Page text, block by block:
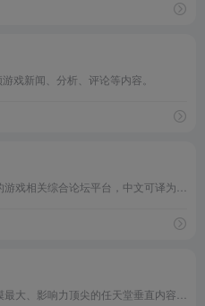
戏新闻、分析、评论等内容。